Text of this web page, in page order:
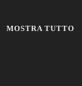
MOSTRA TUTTO